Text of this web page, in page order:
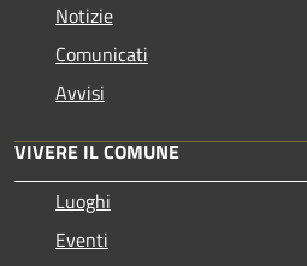
Notizie
Comunicati
Avvisi
VIVERE IL COMUNE
Luoghi
Eventi